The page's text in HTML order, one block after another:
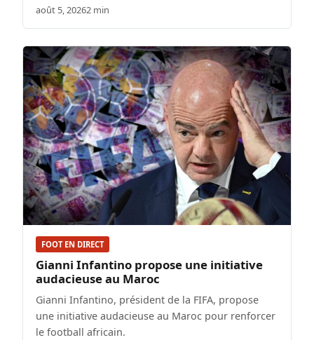
août 5, 20262 min
FOOT EN DIRECT
Gianni Infantino propose une initiative
audacieuse au Maroc
Gianni Infantino, président de la FIFA, propose
une initiative audacieuse au Maroc pour renforcer
le football africain.